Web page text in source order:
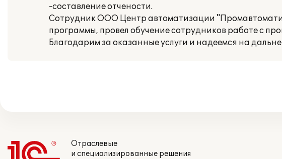
-составление отчености.
Сотрудник ООО Центр автоматизации
программы, провел обучение сотрудников работе с
Благодарим за оказанные услуги и надеемся на
Отраслевые
и специализированные решения